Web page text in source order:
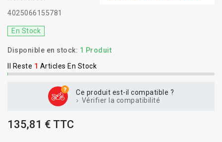
4025066155781
En Stock
Disponible en stock: 1 Produit
Il Reste 1 Articles En Stock
Ce produit est-il compatible ?
Vérifier la compatibilité
135,81 € TTC